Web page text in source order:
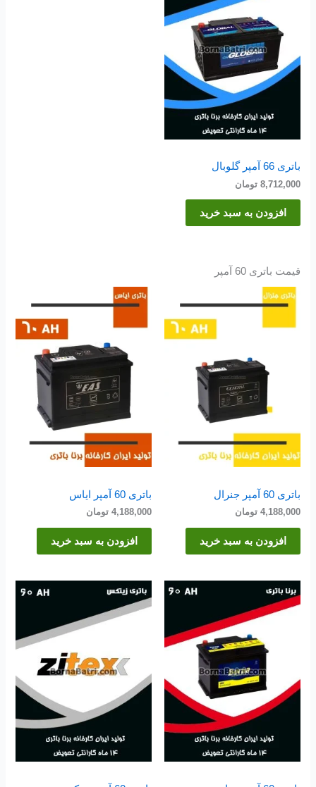
باتری 66 آمپر گلوبال
8,712,000 تومان
افزودن به سبد خرید
قیمت باتری 60 آمپر
باتری 60 آمپر جنرال
4,188,000 تومان
افزودن به سبد خرید
باتری 60 آمپر ایاس
4,188,000 تومان
افزودن به سبد خرید